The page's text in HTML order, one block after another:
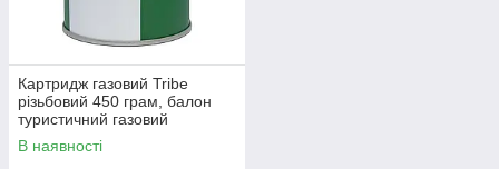
Картридж газовий Tribe
різьбовий 450 грам, балон
туристичний газовий
В наявності